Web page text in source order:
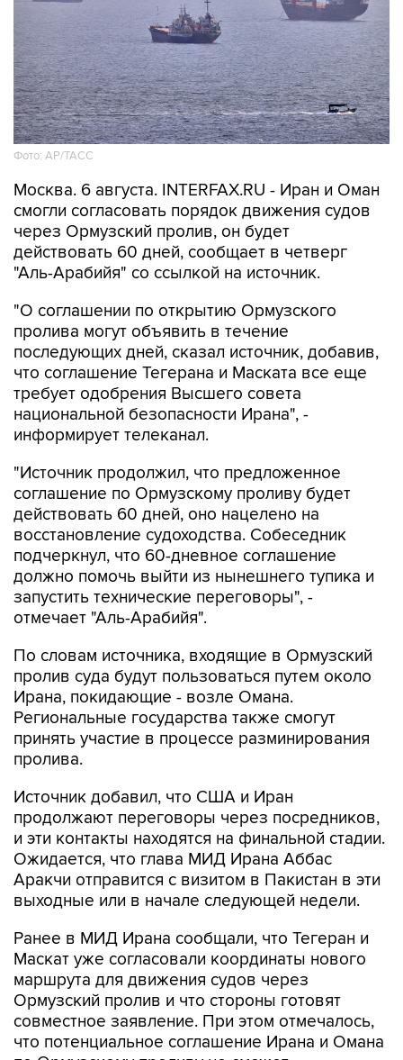
Фото: AP/ТАСС
Москва. 6 августа. INTERFAX.RU - Иран и Оман
смогли согласовать порядок движения судов
через Ормузский пролив, он будет
действовать 60 дней, сообщает в четверг
"Аль-Арабийя" со ссылкой на источник.
"О соглашении по открытию Ормузского
пролива могут объявить в течение
последующих дней, сказал источник, добавив,
что соглашение Тегерана и Маската все еще
требует одобрения Высшего совета
национальной безопасности Ирана", -
информирует телеканал.
"Источник продолжил, что предложенное
соглашение по Ормузскому проливу будет
действовать 60 дней, оно нацелено на
восстановление судоходства. Собеседник
подчеркнул, что 60-дневное соглашение
должно помочь выйти из нынешнего тупика и
запустить технические переговоры", -
отмечает "Аль-Арабийя".
По словам источника, входящие в Ормузский
пролив суда будут пользоваться путем около
Ирана, покидающие - возле Омана.
Региональные государства также смогут
принять участие в процессе разминирования
пролива.
Источник добавил, что США и Иран
продолжают переговоры через посредников,
и эти контакты находятся на финальной стадии.
Ожидается, что глава МИД Ирана Аббас
Аракчи отправится с визитом в Пакистан в эти
выходные или в начале следующей недели.
Ранее в МИД Ирана сообщали, что Тегеран и
Маскат уже согласовали координаты нового
маршрута для движения судов через
Ормузский пролив и что стороны готовят
совместное заявление. При этом отмечалось,
что потенциальное соглашение Ирана и Омана